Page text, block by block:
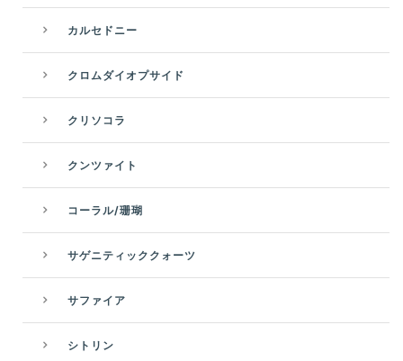
カルセドニー
クロムダイオプサイド
クリソコラ
クンツァイト
コーラル/珊瑚
サゲニティッククォーツ
サファイア
シトリン